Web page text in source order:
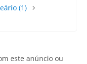
(1)
este anúncio ou